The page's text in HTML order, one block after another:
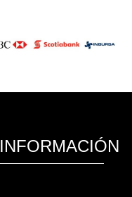
INFORMACIÓN